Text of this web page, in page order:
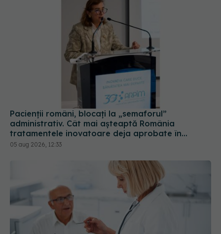
Pacienții români, blocați la „semaforul”
administrativ. Cât mai așteaptă România
tratamentele inovatoare deja aprobate în
Europa
05 aug 2026, 12:33